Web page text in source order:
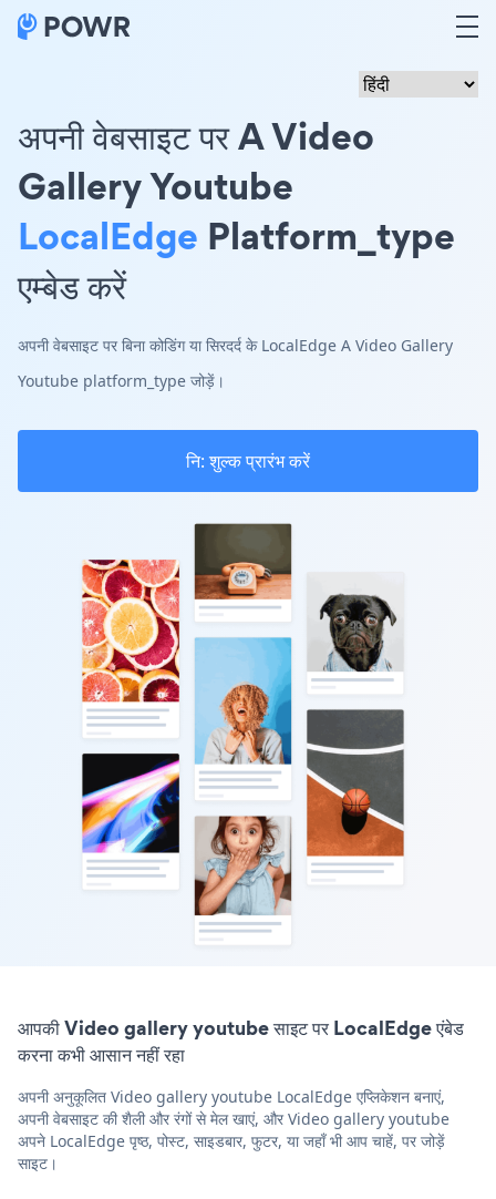
अपनी वेबसाइट पर A Video
Gallery Youtube
LocalEdge Platform_type
एम्बेड करें
अपनी वेबसाइट पर बिना कोडिंग या सिरदर्द के LocalEdge A Video Gallery
Youtube platform_type जोड़ें।
नि: शुल्क प्रारंभ करें
आपकी Video gallery youtube साइट पर LocalEdge एंबेड
करना कभी आसान नहीं रहा
अपनी अनुकूलित Video gallery youtube LocalEdge एप्लिकेशन बनाएं,
अपनी वेबसाइट की शैली और रंगों से मेल खाएं, और Video gallery youtube
अपने LocalEdge पृष्ठ, पोस्ट, साइडबार, फुटर, या जहाँ भी आप चाहें, पर जोड़ें
साइट।